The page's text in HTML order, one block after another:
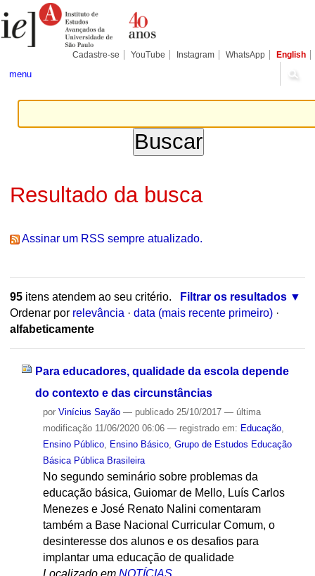
para
conteúdo.
Pessoais
Cadastre-se YouTube Instagram WhatsApp English
menu
Resultado da busca
Assinar um RSS sempre atualizado.
95itens atendem ao seu critério.
Filtrar os resultados
Ordenar por relevância · data (mais recente primeiro) ·
alfabeticamente
Para educadores, qualidade da escola depende
do contexto e das circunstâncias
por Vinícius Sayão — publicado25/10/2017 — última
modificação11/06/2020 06:06 — registrado em: Educação,
Ensino Público, Ensino Básico, Grupo de Estudos Educação
Básica Pública Brasileira
No segundo seminário sobre problemas da
educação básica, Guiomar de Mello, Luís Carlos
Menezes e José Renato Nalini comentaram
também a Base Nacional Curricular Comum, o
desinteresse dos alunos e os desafios para
implantar uma educação de qualidade
Localizado em NOTÍCIAS